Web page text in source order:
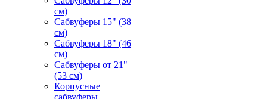
см)
Сабвуферы 15" (38
см)
Сабвуферы 18" (46
см)
Сабвуферы от 21"
(53 см)
Корпусные
сабвуферы